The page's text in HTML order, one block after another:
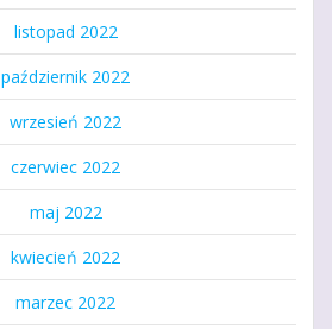
listopad 2022
październik 2022
wrzesień 2022
czerwiec 2022
maj 2022
kwiecień 2022
marzec 2022